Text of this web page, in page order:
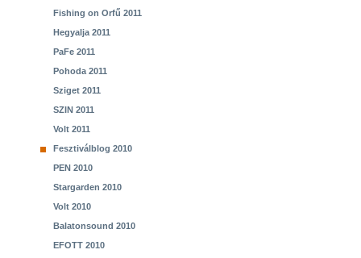
Fishing on Orfű 2011
Hegyalja 2011
PaFe 2011
Pohoda 2011
Sziget 2011
SZIN 2011
Volt 2011
Fesztiválblog 2010
PEN 2010
Stargarden 2010
Volt 2010
Balatonsound 2010
EFOTT 2010